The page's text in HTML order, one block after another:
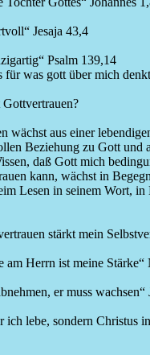
Jesaja 43,4
Psalm 139,14
für was gott über mich denkt
wächst aus einer
Beziehung zu Gott und
daß Gott mich
kann, wächst in
Lesen in seinem Wort, in
stärkt mein
am Herrn ist meine Stärke“
er muss wachsen“
ich lebe, sondern Christus